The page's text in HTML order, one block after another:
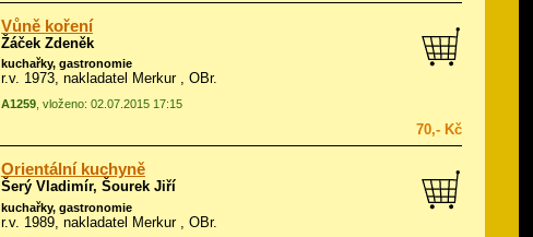
Vůně koření
Žáček Zdeněk
kuchařky, gastronomie
r.v. 1973, nakladatel Merkur , OBr.
A1259 , vloženo: 02.07.2015 17:15
70,- Kč
Orientální kuchyně
Šerý Vladimír, Šourek Jiří
kuchařky, gastronomie
r.v. 1989, nakladatel Merkur , OBr.